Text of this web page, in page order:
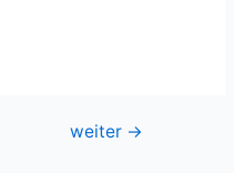
weiter →